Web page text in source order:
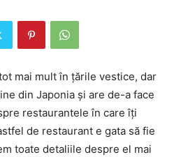
mai mult în ţările vestice, dar
din Japonia şi are de-a face
restaurantele în care îţi
de restaurant e gata să fie
toate detaliile despre el mai